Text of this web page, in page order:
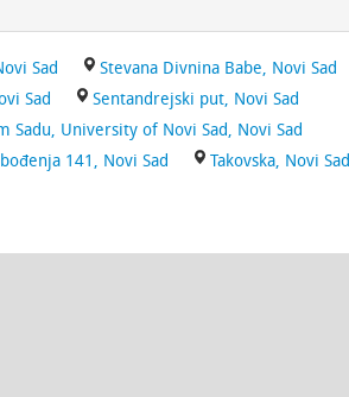
Sad
Stevana Divnina Babe, Novi Sad
Sad
Sentandrejski put, Novi Sad
Sadu, University of Novi Sad, Novi Sad
141, Novi Sad
Takovska, Novi Sad